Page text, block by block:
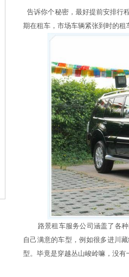
告诉你个秘密，最好提前安排行
期在租车，市场车辆紧张到时的租
路景租车服务公司涵盖了各种
自己满意的车型，例如很多进川
型。毕竟是穿越丛山峻岭嘛，没有